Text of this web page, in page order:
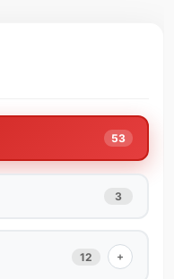
53
3
12 +